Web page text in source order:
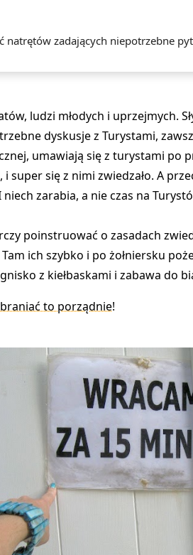
natrętów zadających niepotrzebne
ludzi młodych i uprzejmych.
dyskusje z Turystami,
umawiają się z turystami po
się z nimi zwiedzało. A
zarabia, a nie czas na
poinstruować o zasadach
ich szybko i po żołniersku
z kiełbaskami i zabawa do
to porządnie!